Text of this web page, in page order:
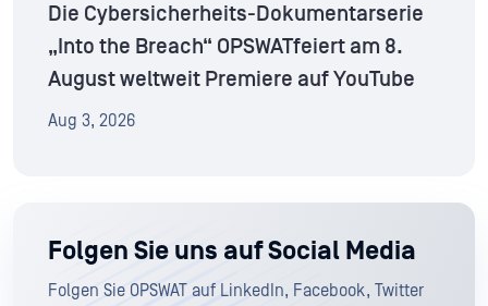
Die Cybersicherheits-Dokumentarserie
„Into the Breach“ OPSWATfeiert am 8.
August weltweit Premiere auf YouTube
Aug 3, 2026
Folgen Sie uns auf Social Media
Folgen Sie OPSWAT auf LinkedIn, Facebook, Twitter